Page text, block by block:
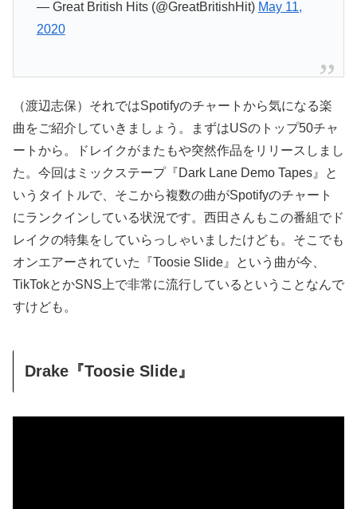
— Great British Hits (@GreatBritishHit) May 11,
2020
（渡辺志保）それではSpotifyのチャートから気になる楽
曲をご紹介していきましょう。まずはUSのトップ50チャ
ートから。ドレイクがまたもや突然作品をリリースしまし
た。今回はミックステープ『Dark Lane Demo Tapes』と
いうタイトルで、そこから複数の曲がSpotifyのチャート
にランクインしている状況です。西田さんもこの番組でド
レイクの特集をしていらっしゃいましたけども。そこでも
オンエアーされていた『Toosie Slide』という曲が今、
TikTokとかSNS上で非常に流行しているということなんで
すけども。
Drake『Toosie Slide』